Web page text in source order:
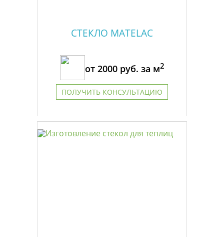
СТЕКЛО MATELAC
от 2000руб. за м2
ПОЛУЧИТЬ КОНСУЛЬТАЦИЮ